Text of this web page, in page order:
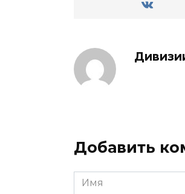
Добавить
Имя